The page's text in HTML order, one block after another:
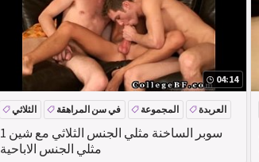
04:14
سوبر الساخنة مثلي الجنس الثلاثي مع شين 1
مثلي الجنس الاباحية
الثلاثي في سن المراهقة المجموعة العربدة